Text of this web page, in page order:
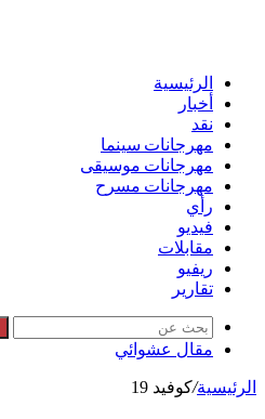
الرئيسية
أخبار
نقد
مهرجانات سينما
مهرجانات موسيقى
مهرجانات مسرح
رأي
فيديو
مقابلات
ريفيو
تقارير
مقال عشوائي
الرئيسية/كوفيد 19